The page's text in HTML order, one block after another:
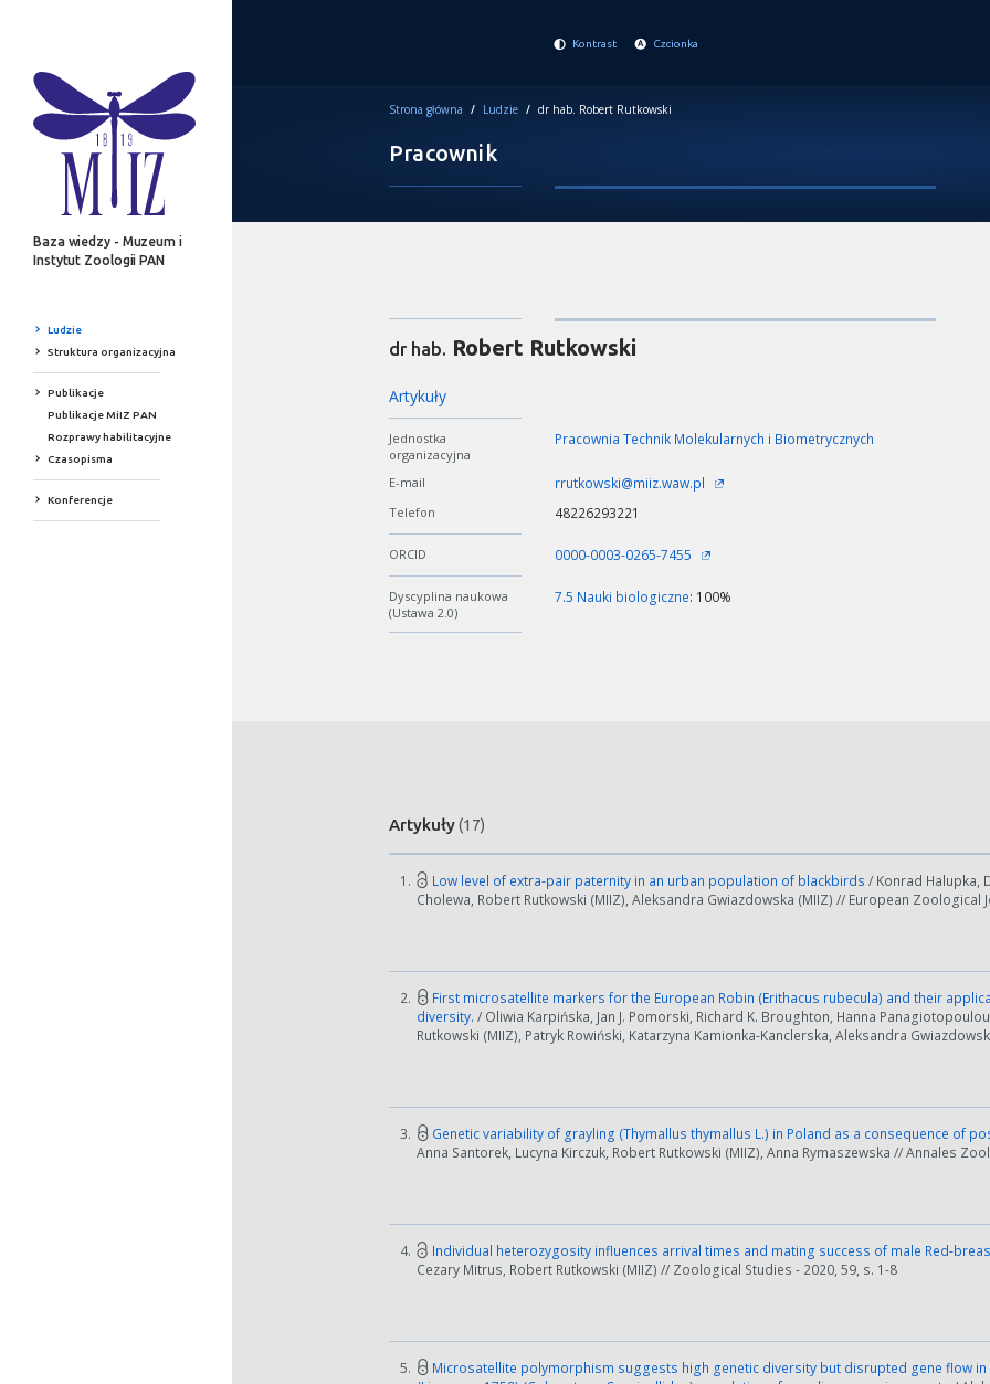
Baza wiedzy - Muzeum i
Instytut Zoologii PAN
Ludzie
Struktura organizacyjna
Publikacje
Publikacje MiIZ PAN
Rozprawy habilitacyjne
Czasopisma
Konferencje
Kontrast Czcionka
Strona główna / Ludzie / dr hab. Robert Rutkowski
Pracownik
dr hab. Robert Rutkowski
Artykuły
Jednostka
organizacyjna
Pracownia Technik Molekularnych i Biometrycznych
E-mail rrutkowski@miiz.waw.pl
Telefon 48226293221
ORCID 0000-0003-0265-7455
Dyscyplina naukowa
(Ustawa 2.0)
7.5 Nauki biologiczne: 100%
Artykuły(17)
1. Low level of extra-pair paternity in an urban population of blackbirds / Konrad Halupka,
Cholewa, Robert Rutkowski (MIIZ), Aleksandra Gwiazdowska (MIIZ) // European Zoological
2.
First microsatellite markers for the European Robin (Erithacus rubecula) and their
diversity. / Oliwia Karpińska, Jan J. Pomorski, Richard K. Broughton, Hanna
Rutkowski (MIIZ), Patryk Rowiński, Katarzyna Kamionka-Kanclerska, Aleksandra
3. Genetic variability of grayling (Thymallus thymallus L.) in Poland as a consequence of
Anna Santorek, Lucyna Kirczuk, Robert Rutkowski (MIIZ), Anna Rymaszewska // Annales
4. Individual heterozygosity influences arrival times and mating success of male Red-
Cezary Mitrus, Robert Rutkowski (MIIZ) // Zoological Studies - 2020, 59, s. 1-8
5.
Microsatellite polymorphism suggests high genetic diversity but disrupted gene flow